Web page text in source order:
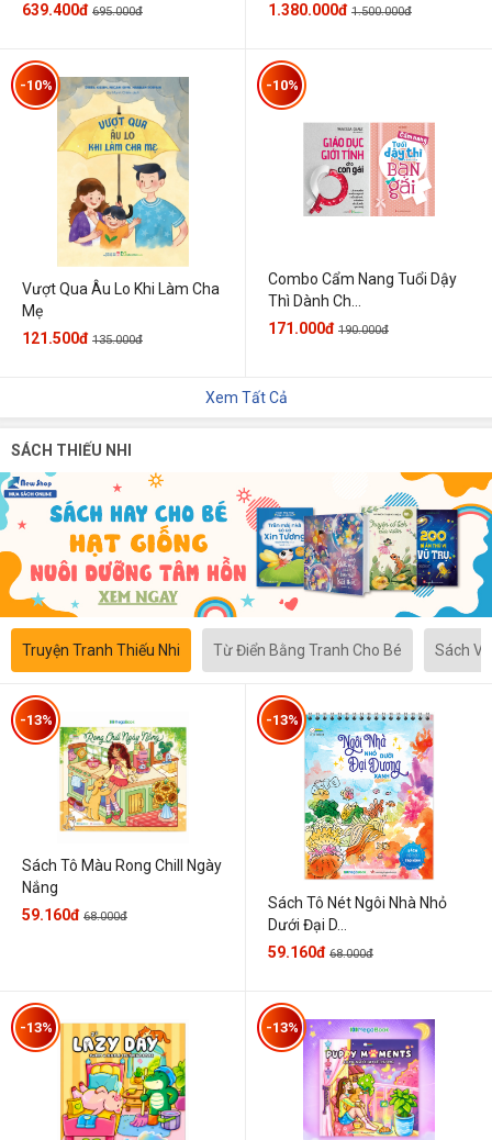
639.400đ 695.000đ 1.380.000đ 1.500.000đ
Vượt Qua Âu Lo Khi Làm Cha
Mẹ
-10%
121.500đ 135.000đ
Combo Cẩm Nang Tuổi Dậy
Thì Dành Ch...
-10%
171.000đ 190.000đ
Xem Tất Cả
SÁCH THIẾU NHI
Truyện Tranh Thiếu Nhi Từ Điển Bằng Tranh Cho Bé Sách
Sách Tô Màu Rong Chill Ngày
Nắng
-13%
59.160đ 68.000đ
Sách Tô Nét Ngôi Nhà Nhỏ
Dưới Đại D...
-13%
59.160đ 68.000đ
-13% -13%